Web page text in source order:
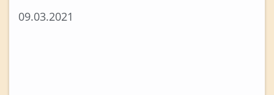
09.03.2021